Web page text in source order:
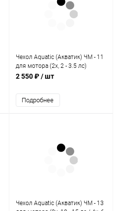
Чехол Aquatic (Акватик) ЧМ - 11
для мотора (2х, 2 - 3.5 лс)
2 550 ₽/ шт
Подробнее
Чехол Aquatic (Акватик) ЧМ - 13